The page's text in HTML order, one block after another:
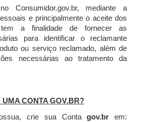
Consumidor.gov.br, mediante a
e principalmente o aceite dos
a finalidade de fornecer as
para identificar o reclamante
ou serviço reclamado, além de
necessárias ao tratamento da
CONTA GOV.BR?
crie sua Contagov.br em: